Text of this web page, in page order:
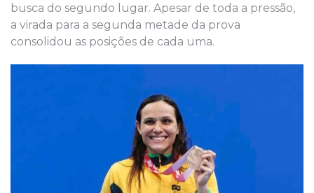
busca do segundo lugar. Apesar de toda a pressão,
a virada para a segunda metade da prova
consolidou as posições de cada uma.